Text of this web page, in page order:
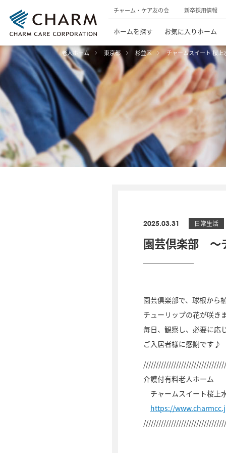
チャーム・ケア友の会 新卒採用情報
ホームを探す お気に入りホーム
老人ホーム 東京都 杉並区 チャームスイート 桜上
2025.03.31 日常生活
園芸倶楽部 ～
園芸倶楽部で、球根から
チューリップの花が咲き
毎日、観察し、必要に応
ご入居者様に感謝です♪
介護付有料老人ホーム
チャームスイート桜上
https://